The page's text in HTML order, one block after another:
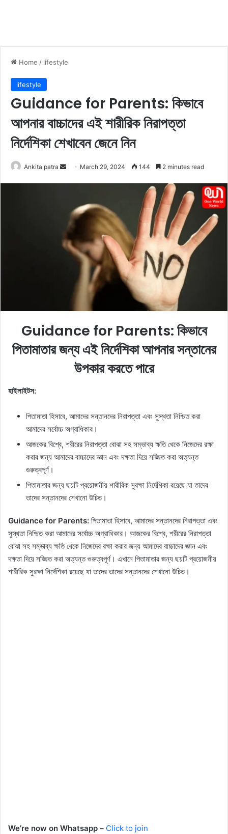
Home / lifestyle
lifestyle
Guidance for Parents: কিভাবে
আপনার বাচ্চাদের এই শারীরিক নিরাপত্তা
নির্দেশিকা শেখাবেন জেনে নিন
Ankita patra
n
e
m
March 29, 2024 144 2 minutes read
Guidance for Parents:কিভাবে
পিতামাতার জন্য এই নির্দেশিকা আপনার সন্তানের
উপকার করতে পারে
হাইলাইটস:
পিতামাতা হিসাবে, আমাদের সন্তানদের নিরাপত্তা এবং সুস্থতা নিশ্চিত করা
আমাদের সর্বোচ্চ অগ্রাধিকার।
আজকের বিশ্বে, শরীরের নিরাপত্তা বোঝা সহ সম্ভাব্য ক্ষতি থেকে নিজেদের রক্ষা
করার জন্য আমাদের বাচ্চাদের জ্ঞান এবং দক্ষতা দিয়ে সজ্জিত করা অত্যন্ত
গুরুত্বপূর্ণ।
পিতামাতার জন্য ছয়টি প্রয়োজনীয় শারীরিক সুরক্ষা নির্দেশিকা রয়েছে যা তাদের
তাদের সন্তানদের শেখানো উচিত।
Guidance for Parents: পিতামাতা হিসাবে, আমাদের সন্তানদের নিরাপত্তা এবং
সুস্থতা নিশ্চিত করা আমাদের সর্বোচ্চ অগ্রাধিকার। আজকের বিশ্বে, শরীরের নিরাপত্তা
বোঝা সহ সম্ভাব্য ক্ষতি থেকে নিজেদের রক্ষা করার জন্য আমাদের বাচ্চাদের জ্ঞান এবং
দক্ষতা দিয়ে সজ্জিত করা অত্যন্ত গুরুত্বপূর্ণ। এখানে পিতামাতার জন্য ছয়টি প্রয়োজনীয়
শারীরিক সুরক্ষা নির্দেশিকা রয়েছে যা তাদের তাদের সন্তানদের শেখানো উচিত।
We’re now on Whatsapp – Click to join